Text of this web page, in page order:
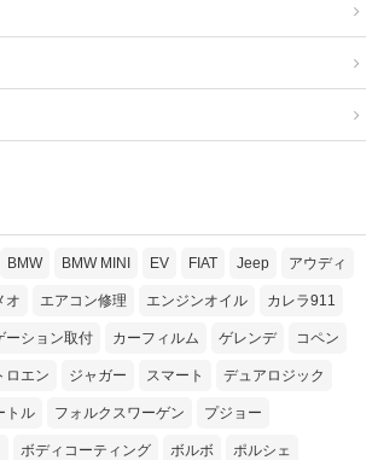
BMW BMW MINI EV FIAT Jeep アウディ
オ エアコン修理 エンジンオイル カレラ911
ーション取付 カーフィルム ゲレンデ コペン
ロエン ジャガー スマート デュアロジック
トル フォルクスワーゲン プジョー
ボディコーティング ボルボ ポルシェ